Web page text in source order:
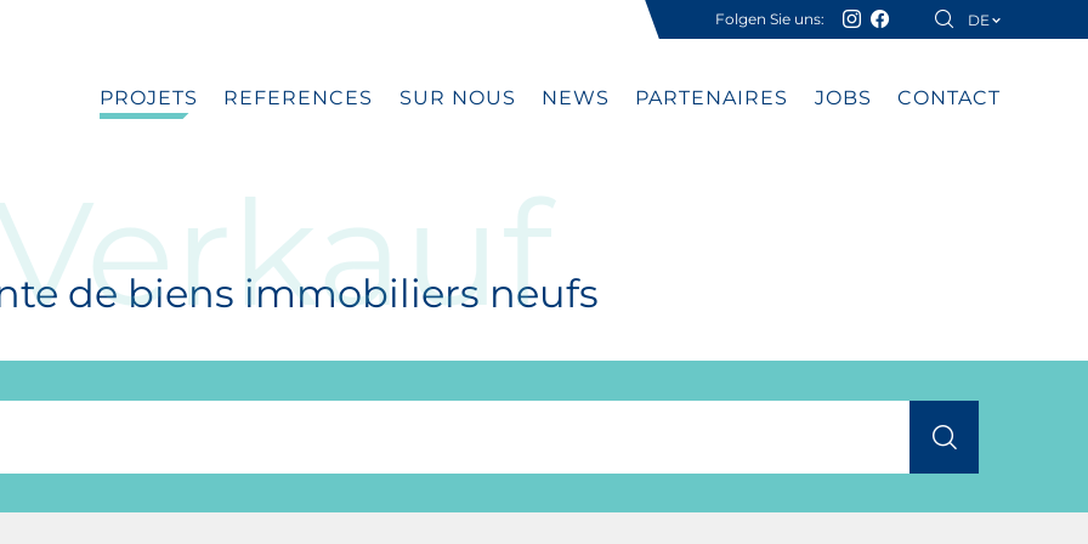
Folgen Sie uns:
DE
PROJETS REFERENCES SUR NOUS NEWS PARTENAIRES JOBS CONTACT
de biens immobiliers neufs